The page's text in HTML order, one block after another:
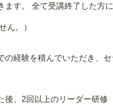
す。 全て受講終了した方
ん。）
経験を積んでいただき、
、2回以上のリーダー研修